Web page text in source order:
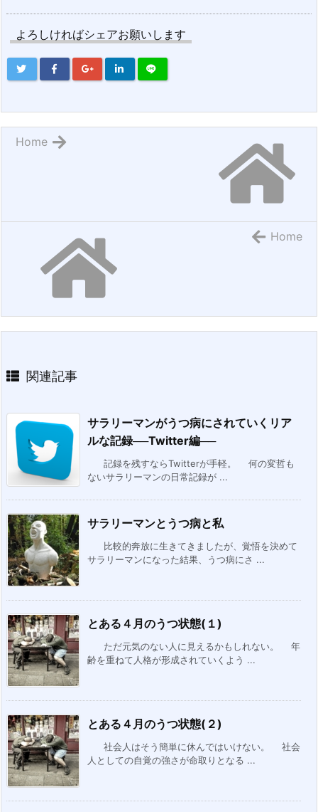
よろしければシェアお願いします
Home
Home
関連記事
サラリーマンがうつ病にされていくリア
ルな記録──Twitter編──
記録を残すならTwitterが手軽。 何の変哲も
ないサラリーマンの日常記録が ...
サラリーマンとうつ病と私
比較的奔放に生きてきましたが、覚悟を決めて
サラリーマンになった結果、うつ病にさ ...
とある４月のうつ状態(１)
ただ元気のない人に見えるかもしれない。 年
齢を重ねて人格が形成されていくよう ...
とある４月のうつ状態(２)
社会人はそう簡単に休んではいけない。 社会
人としての自覚の強さが命取りとなる ...